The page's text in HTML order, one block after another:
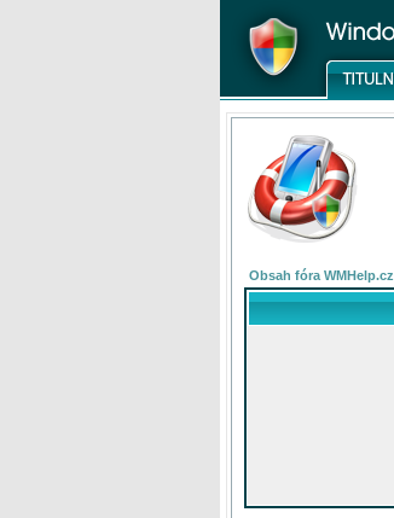
Obsah fóra WMHelp.cz